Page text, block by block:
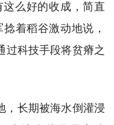
么好的收成，简直
着稻谷激动地说，
过科技手段将贫瘠之
，长期被海水倒灌浸